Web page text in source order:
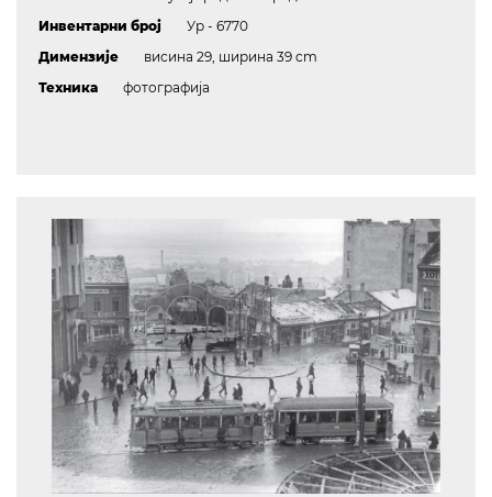
Инвентарни број
Ур - 6770
Димензије
висина 29, ширина 39 cm
Техника
фотографија